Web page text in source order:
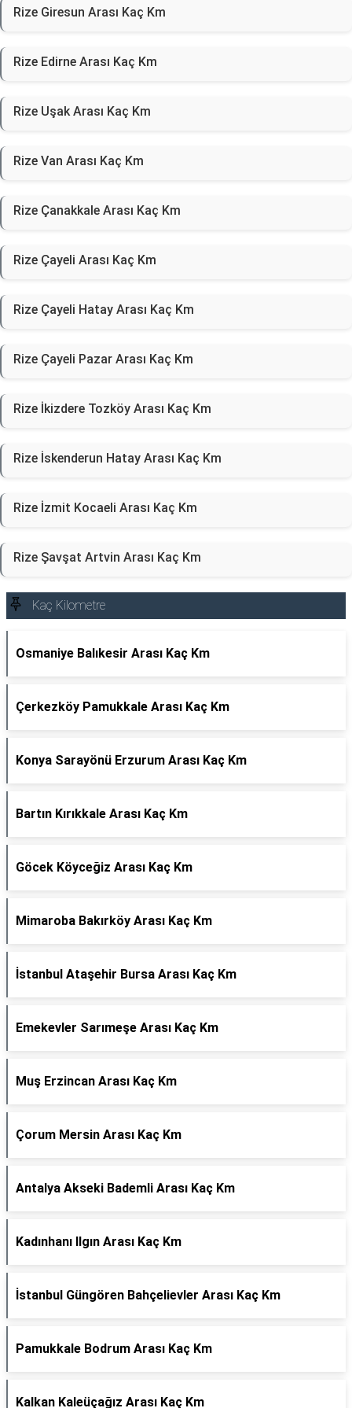
Rize Giresun Arası Kaç Km
Rize Edirne Arası Kaç Km
Rize Uşak Arası Kaç Km
Rize Van Arası Kaç Km
Rize Çanakkale Arası Kaç Km
Rize Çayeli Arası Kaç Km
Rize Çayeli Hatay Arası Kaç Km
Rize Çayeli Pazar Arası Kaç Km
Rize İkizdere Tozköy Arası Kaç Km
Rize İskenderun Hatay Arası Kaç Km
Rize İzmit Kocaeli Arası Kaç Km
Rize Şavşat Artvin Arası Kaç Km
Kaç Kilometre
Osmaniye Balıkesir Arası Kaç Km
Çerkezköy Pamukkale Arası Kaç Km
Konya Sarayönü Erzurum Arası Kaç Km
Bartın Kırıkkale Arası Kaç Km
Göcek Köyceğiz Arası Kaç Km
Mimaroba Bakırköy Arası Kaç Km
İstanbul Ataşehir Bursa Arası Kaç Km
Emekevler Sarımeşe Arası Kaç Km
Muş Erzincan Arası Kaç Km
Çorum Mersin Arası Kaç Km
Antalya Akseki Bademli Arası Kaç Km
Kadınhanı Ilgın Arası Kaç Km
İstanbul Güngören Bahçelievler Arası Kaç Km
Pamukkale Bodrum Arası Kaç Km
Kalkan Kaleüçağız Arası Kaç Km